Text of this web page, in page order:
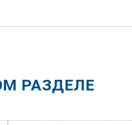
РАЗДЕЛЕ